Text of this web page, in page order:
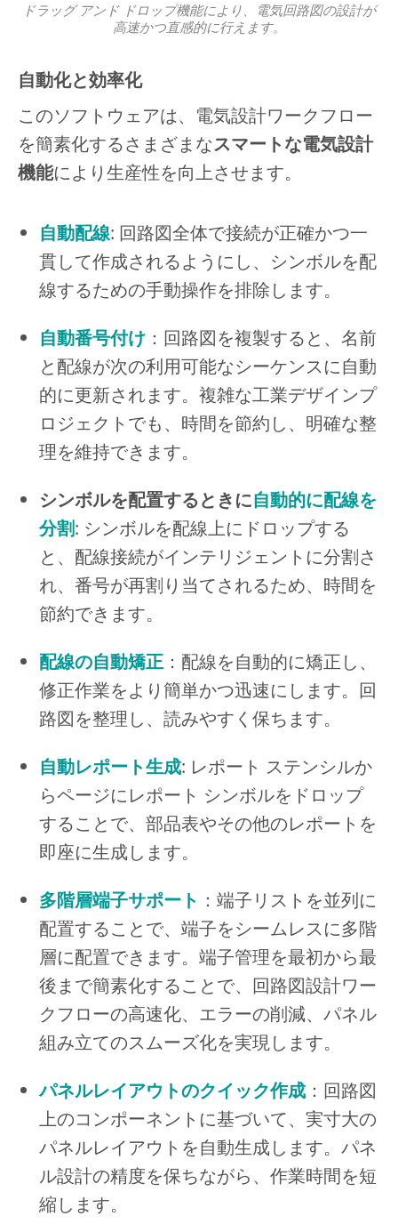
ドラッグ アンド ドロップ機能により、電気回路図の設計が
高速かつ直感的に行えます。
自動化と効率化
このソフトウェアは、電気設計ワークフロー
を簡素化するさまざまなスマートな電気設計
機能により生産性を向上させます。
自動配線: 回路図全体で接続が正確かつ一
貫して作成されるようにし、シンボルを配
線するための手動操作を排除します。
自動番号付け ：回路図を複製すると、名前
と配線が次の利用可能なシーケンスに自動
的に更新されます。複雑な工業デザインプ
ロジェクトでも、時間を節約し、明確な整
理を維持できます。
シンボルを配置するときに自動的に配線を
分割: シンボルを配線上にドロップする
と、配線接続がインテリジェントに分割さ
れ、番号が再割り当てされるため、時間を
節約できます。
配線の自動矯正 ：配線を自動的に矯正し、
修正作業をより簡単かつ迅速にします。回
路図を整理し、読みやすく保ちます。
自動レポート生成: レポート ステンシルか
らページにレポート シンボルをドロップ
することで、部品表やその他のレポートを
即座に生成します。
多階層端子サポート ：端子リストを並列に
配置することで、端子をシームレスに多階
層に配置できます。端子管理を最初から最
後まで簡素化することで、回路図設計ワー
クフローの高速化、エラーの削減、パネル
組み立てのスムーズ化を実現します。
パネルレイアウトのクイック作成 ：回路図
上のコンポーネントに基づいて、実寸大の
パネルレイアウトを自動生成します。パネ
ル設計の精度を保ちながら、作業時間を短
縮します。